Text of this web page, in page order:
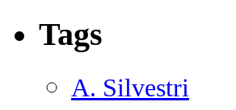
Tags
A. Silvestri